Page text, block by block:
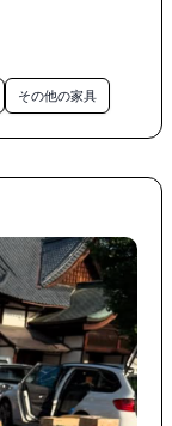
その他の家具